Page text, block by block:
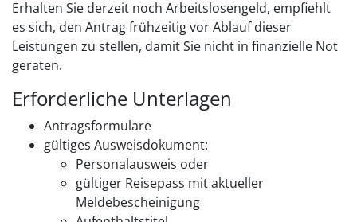
Erhalten Sie derzeit noch Arbeitslosengeld, empfiehlt
es sich, den Antrag frühzeitig vor Ablauf dieser
Leistungen zu stellen, damit Sie nicht in finanzielle Not
geraten.
Erforderliche Unterlagen
Antragsformulare
gültiges Ausweisdokument:
Personalausweis oder
gültiger Reisepass mit aktueller
Meldebescheinigung